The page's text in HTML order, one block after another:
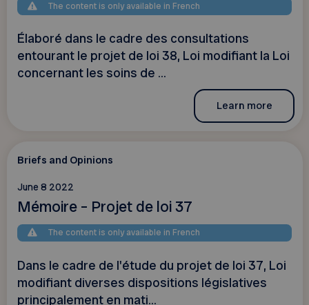
The content is only available in French
Élaboré dans le cadre des consultations
entourant le projet de loi 38, Loi modifiant la Loi
concernant les soins de ...
Learn more
Briefs and Opinions
June 8 2022
Mémoire – Projet de loi 37
The content is only available in French
Dans le cadre de l'étude du projet de loi 37, Loi
modifiant diverses dispositions législatives
principalement en mati...